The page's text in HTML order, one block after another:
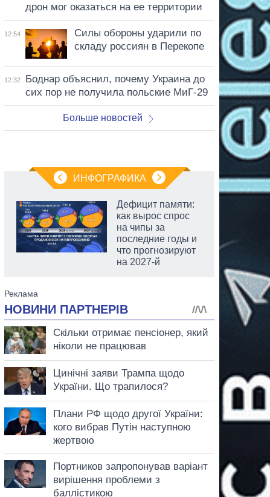
дрон мог оказаться на ее территории
12:54
Силы обороны ударили по
складу россиян в Перекопе
12:32
Боднар объяснил, почему Украина до
сих пор не получила польские МиГ-29
Больше новостей
ИНФОГРАФИКА
Дефицит памяти:
как вырос спрос
на чипы за
последние годы и
что прогнозируют
на 2027-й